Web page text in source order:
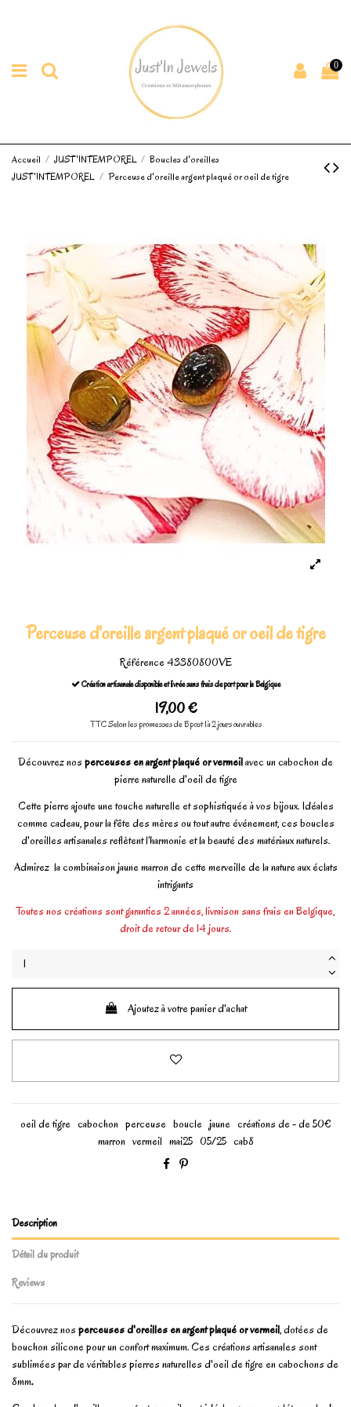
0
Accueil JUST'INTEMPOREL
Boucles d'oreilles
JUST'INTEMPOREL
Perceuse d'oreille argent plaqué or oeil de tigre
Perceuse d'oreille argent plaqué or oeil de tigre
Référence43380800VE
Création artisanale disponible et livrée sans frais de port pour la Belgique
19,00 €
TTCSelon les promesses de Bpost 1à 2 jours ouvrables
Découvrez nos perceuses en argent plaqué or vermeilavec un cabochon de
pierre naturelle d'oeil de tigre
Cette pierre ajoute une touche naturelle et sophistiquée à vos bijoux. Idéales
comme cadeau, pour la fête des mères ou tout autre événement, ces boucles
d'oreilles artisanales reflètent l’harmonie et la beauté des matériaux naturels.
Admirez la combinaison jaune marron de cette merveille de la nature aux éclats
intrigants
Toutes nos créations sont garanties 2 années, livraison sans frais en Belgique,
droit de retour de 14 jours.
Ajoutez à votre panier d'achat
oeil de tigre cabochon perceuse boucle jaune créations de - de 50€
marron vermeil mai25 05/25 cab8
Description
Détail du produit
Reviews
Découvrez nos perceuses d'oreilles en argent plaqué or vermeil, dotées de
bouchon silicone pour un confort maximum. Ces créations artisanales sont
sublimées par de véritables pierres naturelles d'oeil de tigre en cabochons de
8mm.